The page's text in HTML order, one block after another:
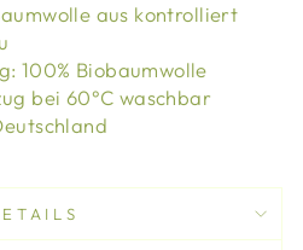
aus kontrolliert
100% Biobaumwolle
bei 60°C waschbar